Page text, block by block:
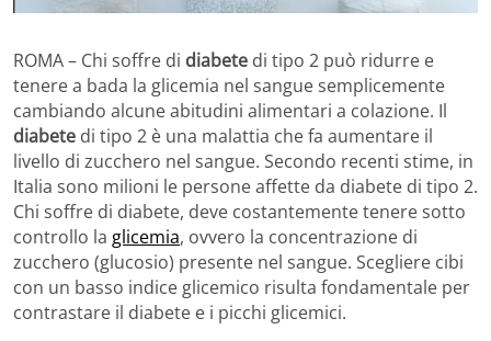
ROMA – Chi soffre di diabete di tipo 2 può ridurre e
tenere a bada la glicemia nel sangue semplicemente
cambiando alcune abitudini alimentari a colazione. Il
diabete di tipo 2 è una malattia che fa aumentare il
livello di zucchero nel sangue. Secondo recenti stime, in
Italia sono milioni le persone affette da diabete di tipo 2.
Chi soffre di diabete, deve costantemente tenere sotto
controllo la glicemia, ovvero la concentrazione di
zucchero (glucosio) presente nel sangue. Scegliere cibi
con un basso indice glicemico risulta fondamentale per
contrastare il diabete e i picchi glicemici.